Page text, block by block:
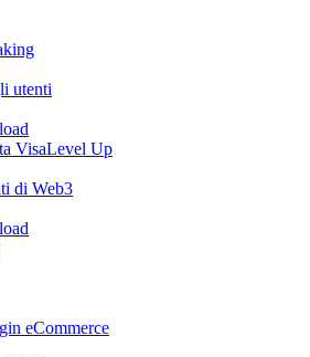
utenti
VisaLevel Up
di Web3
eCommerce